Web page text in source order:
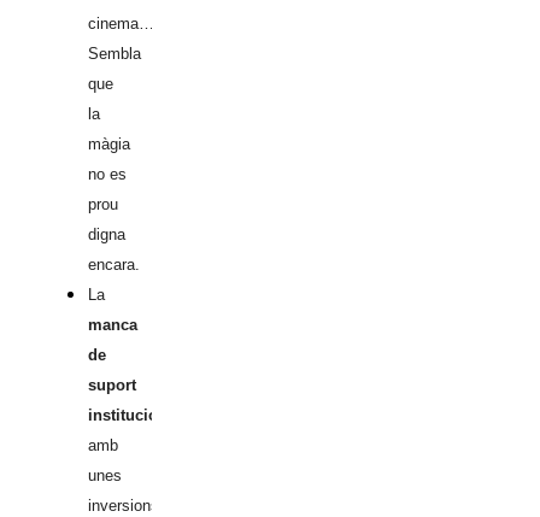
cinema…
Sembla
que
la
màgia
no es
prou
digna
encara.
La
manca
de
suport
institucional
amb
unes
inversions